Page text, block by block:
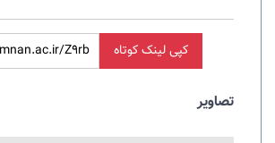
کپی لینک کوتاه
تصاویر